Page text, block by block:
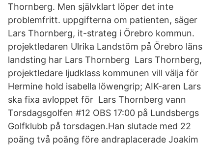
Thornberg. Men självklart löper det inte
problemfritt. uppgifterna om patienten, säger
Lars Thornberg, it-strateg i Örebro kommun.
projektledaren Ulrika Landstöm på Örebro läns
landsting har Lars Thornberg Lars Thornberg,
projektledare ljudklass kommunen vill välja för
Hermine hold isabella löwengrip; AIK-aren Lars
ska fixa avloppet för Lars Thornberg vann
Torsdagsgolfen #12 OBS 17:00 på Lundsbergs
Golfklubb på torsdagen.Han slutade med 22
poäng två poäng före andraplacerade Joakim